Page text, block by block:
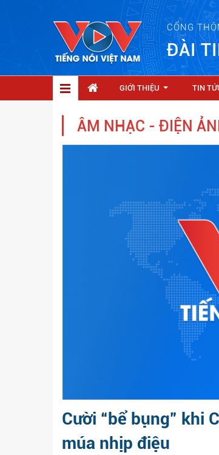
CỔNG
ĐÀI
GIỚI THIỆU TIN
ÂM NHẠC - ĐIỆN
Cười “bể bụng” khi
múa nhịp điệu